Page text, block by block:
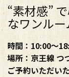
“素材感”
なワンル
時間：10:00～
場所：京王線 つ
ご予約いただい